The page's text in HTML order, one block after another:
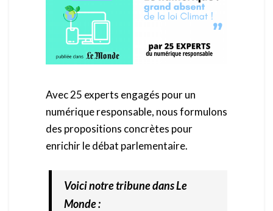
Avec 25 experts engagés pour un
numérique responsable, nous formulons
des propositions concrètes pour
enrichir le débat parlementaire.
Voici notre tribune dans Le
Monde :